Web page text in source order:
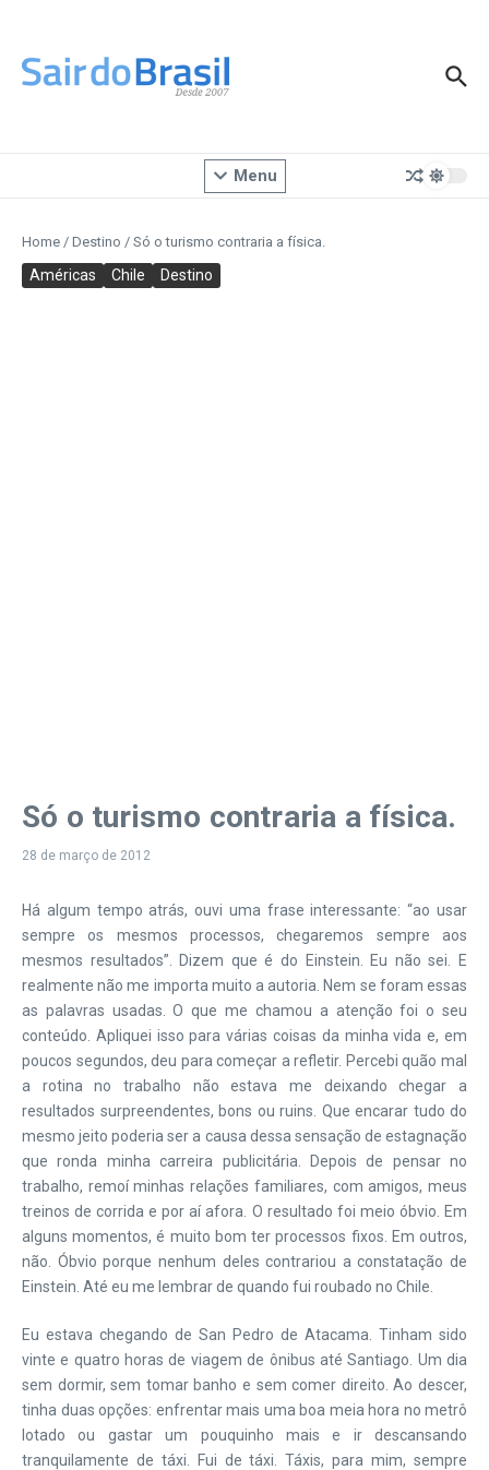
Menu
Home / Destino / Só o turismo contraria a física.
Américas Chile Destino
Só o turismo contraria a física.
28 de março de 2012
Há algum tempo atrás, ouvi uma frase interessante: “ao usar
sempre os mesmos processos, chegaremos sempre aos
mesmos resultados”. Dizem que é do Einstein. Eu não sei. E
realmente não me importa muito a autoria. Nem se foram essas
as palavras usadas. O que me chamou a atenção foi o seu
conteúdo. Apliquei isso para várias coisas da minha vida e, em
poucos segundos, deu para começar a refletir. Percebi quão mal
a rotina no trabalho não estava me deixando chegar a
resultados surpreendentes, bons ou ruins. Que encarar tudo do
mesmo jeito poderia ser a causa dessa sensação de estagnação
que ronda minha carreira publicitária. Depois de pensar no
trabalho, remoí minhas relações familiares, com amigos, meus
treinos de corrida e por aí afora. O resultado foi meio óbvio. Em
alguns momentos, é muito bom ter processos fixos. Em outros,
não. Óbvio porque nenhum deles contrariou a constatação de
Einstein. Até eu me lembrar de quando fui roubado no Chile.
Eu estava chegando de San Pedro de Atacama. Tinham sido
vinte e quatro horas de viagem de ônibus até Santiago. Um dia
sem dormir, sem tomar banho e sem comer direito. Ao descer,
tinha duas opções: enfrentar mais uma boa meia hora no metrô
lotado ou gastar um pouquinho mais e ir descansando
tranquilamente de táxi. Fui de táxi. Táxis, para mim, sempre